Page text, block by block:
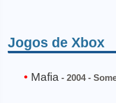
Jogos de Xbox
Mafia - 2004 -